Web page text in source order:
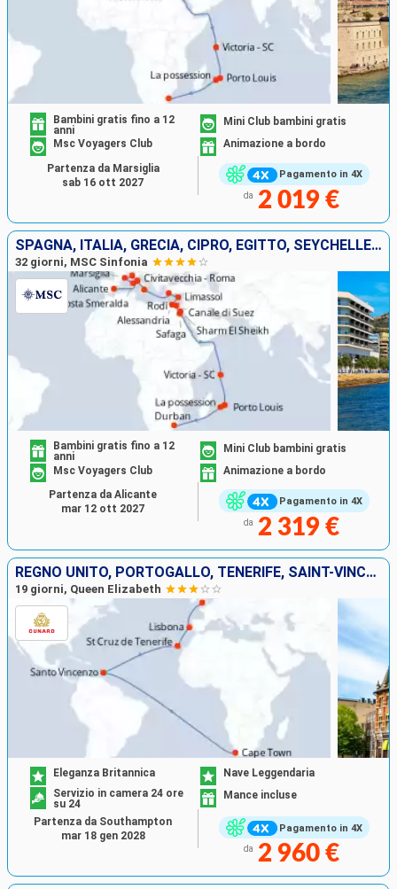
Pagamento in 4X
Bambini gratis fino a 12
anni
Mini Club bambini gratis
Msc Voyagers Club
Animazione a bordo
da 2 019 €
Partenza da Marsiglia
sab 16 ott 2027
SPAGNA, ITALIA, GRECIA, CIPRO, EGITTO, SEYCHELLES, MAURITIUS, FRANCIA, AFRICA DEL SUD
32 giorni, MSC Sinfonia
Pagamento in 4X
Bambini gratis fino a 12
anni
Mini Club bambini gratis
Msc Voyagers Club
Animazione a bordo
da 2 319 €
Partenza da Alicante
mar 12 ott 2027
REGNO UNITO, PORTOGALLO, TENERIFE, SAINT-VINCENT E LE GRENADINE, AFRICA DEL SUD
19 giorni, Queen Elizabeth
Pagamento in 4X
Eleganza Britannica
Nave Leggendaria
Servizio in camera 24 ore
su 24
Mance incluse
da 2 960 €
Partenza da Southampton
mar 18 gen 2028